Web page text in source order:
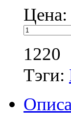
Цена:
1220
Тэги: